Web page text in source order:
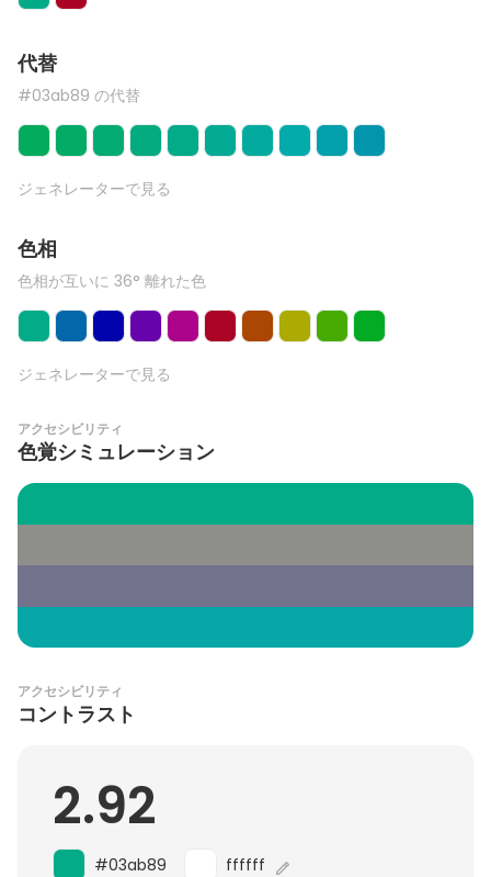
代替
#03ab89 の代替
ジェネレーターで見る
色相
色相が互いに 36° 離れた色
ジェネレーターで見る
アクセシビリティ
色覚シミュレーション
アクセシビリティ
コントラスト
2.92
#03ab89 ffffff